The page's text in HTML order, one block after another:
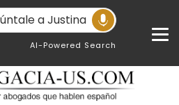
AI-Powered Search